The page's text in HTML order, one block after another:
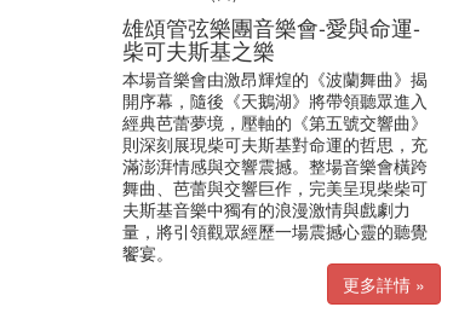
雄頌管弦樂團音樂會-愛與命運-
柴可夫斯基之樂
本場音樂會由激昂輝煌的《波蘭舞曲》揭
開序幕，隨後《天鵝湖》將帶領聽眾進入
經典芭蕾夢境，壓軸的《第五號交響曲》
則深刻展現柴可夫斯基對命運的哲思，充
滿澎湃情感與交響震撼。整場音樂會橫跨
舞曲、芭蕾與交響巨作，完美呈現柴柴可
夫斯基音樂中獨有的浪漫激情與戲劇力
量，將引領觀眾經歷一場震撼心靈的聽覺
饗宴。
更多詳情 »